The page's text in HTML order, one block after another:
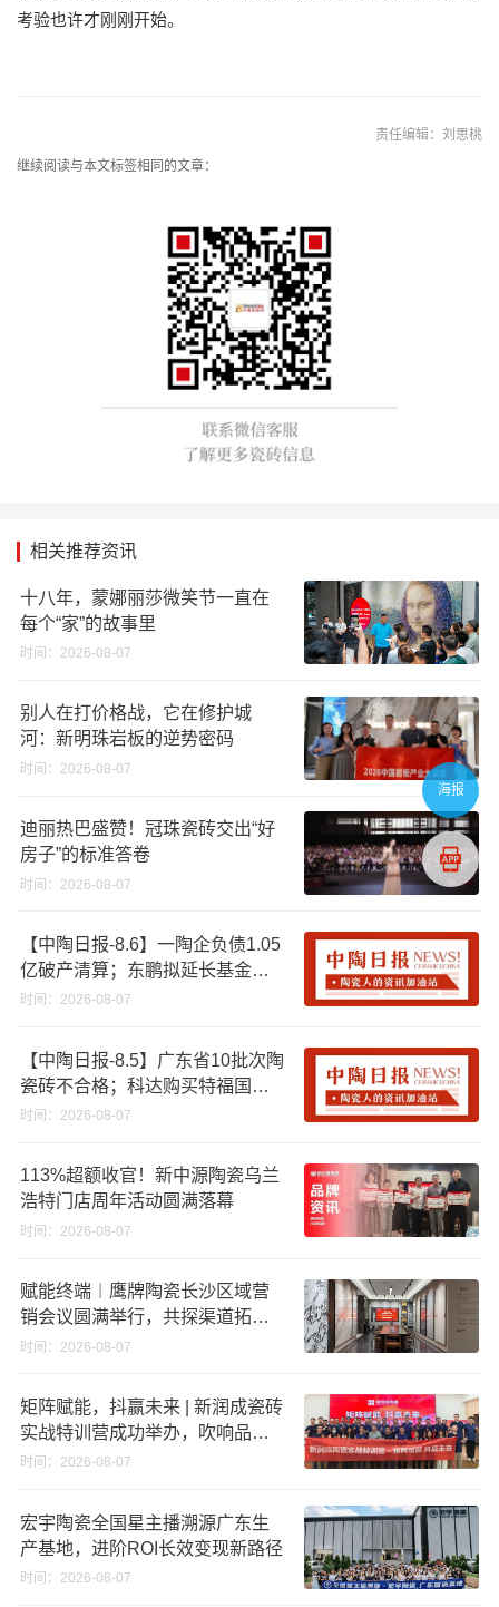
考验也许才刚刚开始。
责任编辑：刘思桃
继续阅读与本文标签相同的文章：
相关推荐资讯
十八年，蒙娜丽莎微笑节一直在
每个“家”的故事里
时间：2026-08-07
别人在打价格战，它在修护城
河：新明珠岩板的逆势密码
时间：2026-08-07
迪丽热巴盛赞！冠珠瓷砖交出“好
房子”的标准答卷
时间：2026-08-07
【中陶日报-8.6】一陶企负债1.05
亿破产清算；东鹏拟延长基金投
资期限；工信部开展建陶行业能
时间：2026-08-07
【中陶日报-8.5】广东省10批次陶
瓷砖不合格；科达购买特福国际
股份申请未通过；蒙娜丽莎5千万
破18亿元
时间：2026-08-07
113%超额收官！新中源陶瓷乌兰
浩特门店周年活动圆满落幕
时间：2026-08-07
赋能终端︱鹰牌陶瓷长沙区域营
销会议圆满举行，共探渠道拓展
与门店升级新路径
时间：2026-08-07
矩阵赋能，抖赢未来 | 新润成瓷砖
实战特训营成功举办，吹响品牌
秋季营销冲锋号！
时间：2026-08-07
宏宇陶瓷全国星主播溯源广东生
产基地，进阶ROI长效变现新路径
时间：2026-08-07
海报